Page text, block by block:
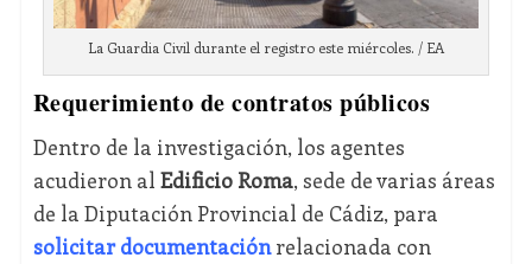
La Guardia Civil durante el registro este miércoles. / EA
Requerimiento de contratos públicos
Dentro de la investigación, los agentes
acudieron al Edificio Roma, sede de varias áreas
de la Diputación Provincial de Cádiz, para
solicitar documentaciónrelacionada con